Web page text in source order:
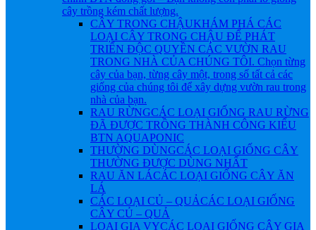
cây trồng kém chất lượng.
CÂY TRONG CHẬUKHÁM PHÁ CÁC
LOẠI CÂY TRONG CHẬU ĐỂ PHÁT
TRIỂN ĐỘC QUYỀN CÁC VƯỜN RAU
TRONG NHÀ CỦA CHÚNG TÔI. Chọn từng
cây của bạn, từng cây một, trong số tất cả các
giống của chúng tôi để xây dựng vườn rau trong
nhà của bạn.
RAU RỪNGCÁC LOẠI GIỐNG RAU RỪNG
ĐÃ ĐƯỢC TRỒNG THÀNH CÔNG KIỂU
BTN AQUAPONIC
THƯỜNG DÙNGCÁC LOẠI GIỐNG CÂY
THƯỜNG ĐƯỢC DÙNG NHẤT
RAU ĂN LÁCÁC LOẠI GIỐNG CÂY ĂN
LÁ
CÁC LOẠI CỦ – QUẢCÁC LOẠI GIỐNG
CÂY CỦ – QUẢ
LOẠI GIA VỴCÁC LOẠI GIỐNG CÂY GIA